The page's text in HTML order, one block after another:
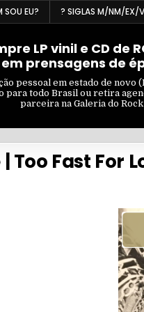
SOU EU? ? SIGLAS M/NM/EX/
LP vinil e CD de
em prensagens de
pessoal em estado de novo
para todo Brasil ou retira
parceira na Galeria do Rock
Too Fast For